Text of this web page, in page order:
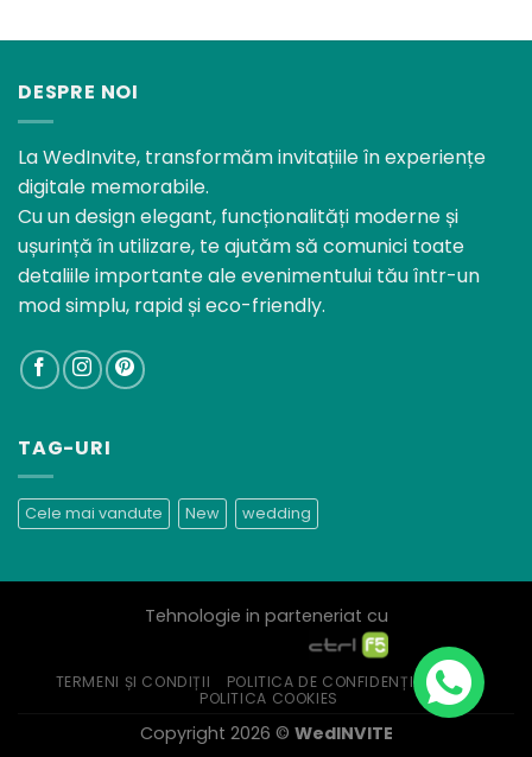
DESPRE NOI
La WedInvite, transformăm invitațiile în experiențe
digitale memorabile.
Cu un design elegant, funcționalități moderne și
ușurință în utilizare, te ajutăm să comunici toate
detaliile importante ale evenimentului tău într-un
mod simplu, rapid și eco-friendly.
TAG-URI
Cele mai vandute New wedding
Tehnologie in parteneriat cu
TERMENI ȘI CONDIȚII
POLITICA DE CONFIDENȚIALITATE
POLITICA COOKIES
Copyright 2026 © WedINVITE